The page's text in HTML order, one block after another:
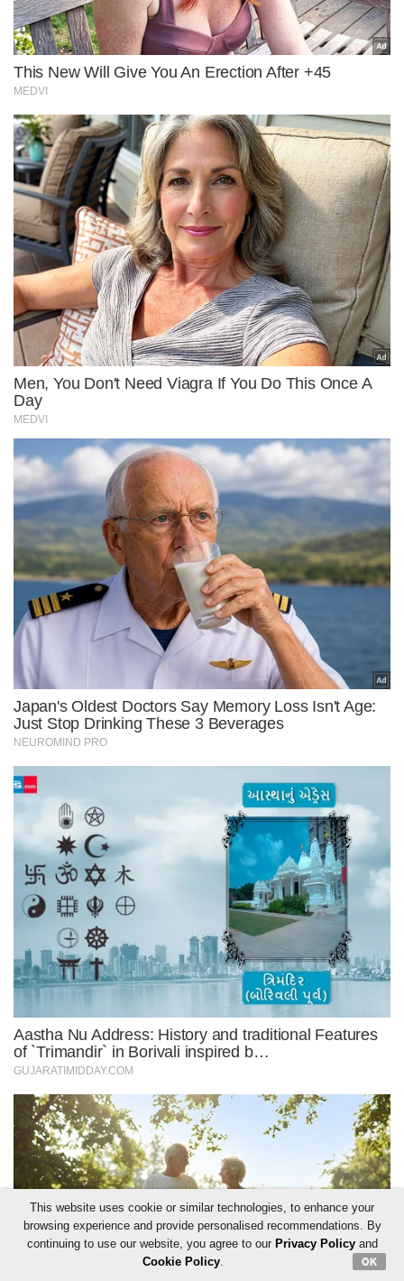
This website uses cookie or similar technologies, to enhance your
browsing experience and provide personalised recommendations. By
continuing to use our website, you agree to our Privacy Policyand
Cookie Policy. OK